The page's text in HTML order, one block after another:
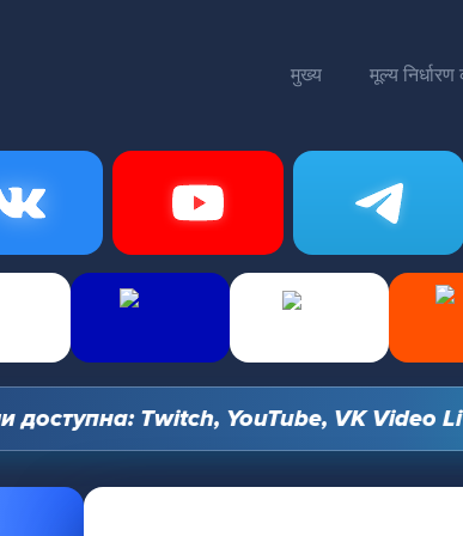
मुख्य मूल्य
Twitch, YouTube, VK Video Live